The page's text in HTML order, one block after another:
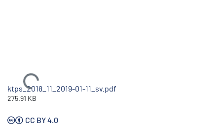
Ladataan...
ktps_2018_11_2019-01-11_sv.pdf
275.91 KB
CC BY 4.0